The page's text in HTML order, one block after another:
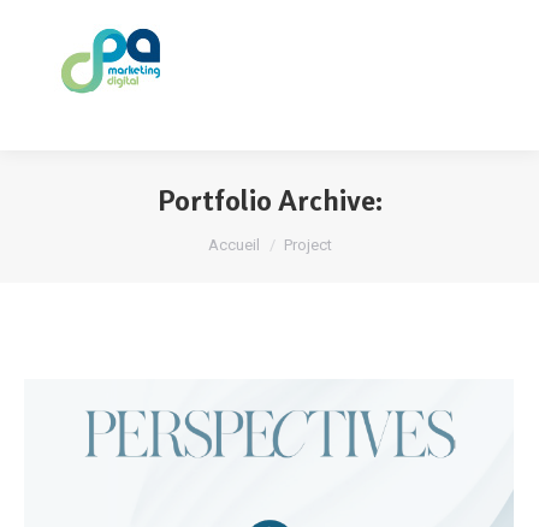
Portfolio Archive:
Vous êtes ici :
Accueil Project